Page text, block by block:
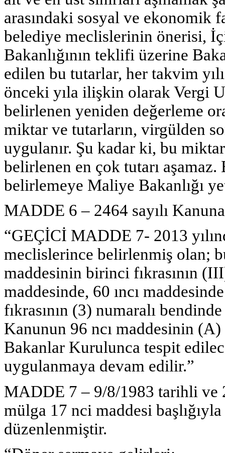
arasındaki sosyal ve ekonomik
belediye meclislerinin önerisi,
Bakanlığının teklifi üzerine
edilen bu tutarlar, her takvim
önceki yıla ilişkin olarak Vergi
belirlenen yeniden değerleme
miktar ve tutarların, virgülden
uygulanır. Şu kadar ki, bu
belirlenen en çok tutarı
belirlemeye Maliye Bakanlığı
MADDE 6 – 2464 sayılı
“GEÇİCİ MADDE 7- 2013
meclislerince belirlenmiş olan;
maddesinin birinci fıkrasının
maddesinde, 60 ıncı
fıkrasının (3) numaralı
Kanunun 96 ncı maddesinin (A)
Bakanlar Kurulunca tespit
uygulanmaya devam edilir.”
MADDE 7 – 9/8/1983 tarihli ve
mülga 17 nci maddesi
düzenlenmiştir.